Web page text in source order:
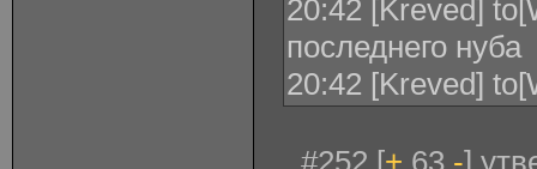
20:42 [Kreved]
последнего нуба
20:42 [Kreved]
#252 [+ 63 -]